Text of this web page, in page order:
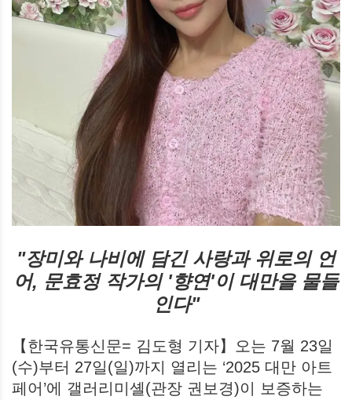
"장미와 나비에 담긴 사랑과 위로의 언
어, 문효정 작가의 '향연'이 대만을 물들
인다"
【한국유통신문= 김도형 기자】오는 7월 23일
(수)부터 27일(일)까지 열리는 ‘2025 대만 아트
페어’에 갤러리미셸(관장 권보경)이 보증하는